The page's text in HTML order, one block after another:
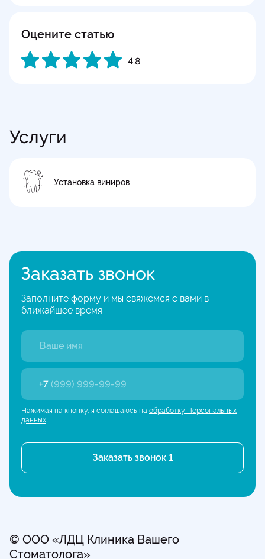
Оцените статью
4.8
Услуги
Установка виниров
Заказать звонок
Заполните форму и мы свяжемся с вами в
ближайшее время
+7 (999) 999-99-99
Нажимая на кнопку, я соглашаюсь на обработку Персональных
данных
© ООО «ЛДЦ Клиника Вашего
Стоматолога»